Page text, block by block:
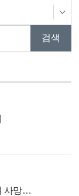
탈락한 위루관 재삽입 후 의식저하 발생하여 사망한 사례